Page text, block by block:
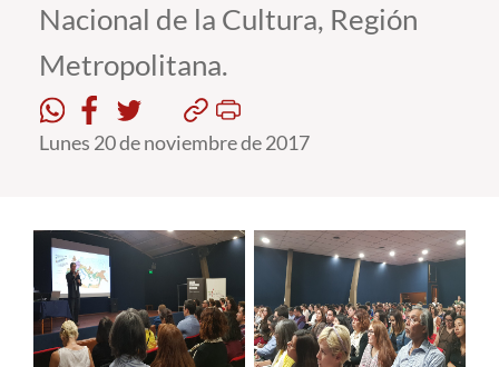
Funcionarios
Alumni
English
Nacional de la Cultura, Región
Metropolitana.
Lunes 20 de noviembre de 2017